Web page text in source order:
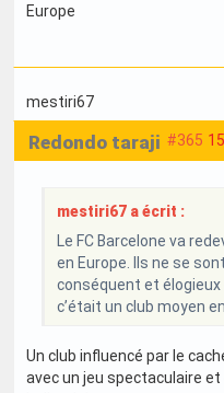
Europe
mestiri67
#365
Redondo taraji
mestiri67 a écrit :
Le FC Barcelone va
en Europe. Ils ne se
conséquent et élogieux
c’était un club moyen
Un club influencé par le
avec un jeu spectaculaire